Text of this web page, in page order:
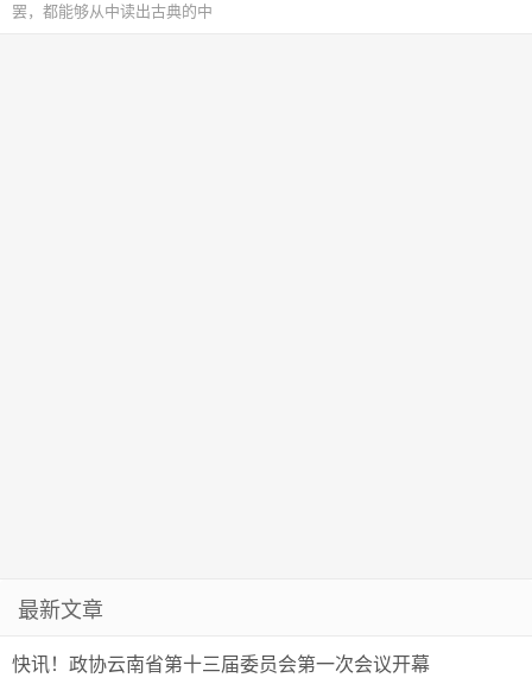
罢，都能够从中读出古典的中
最新文章
快讯！政协云南省第十三届委员会第一次会议开幕